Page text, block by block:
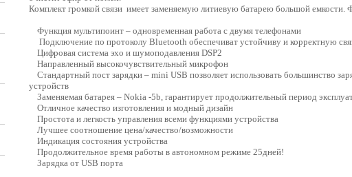
Комплект громкой связи имеет заменяемую литиевую батарею большой емкости.
Функция мультипоинт – одновременная работа с двумя телефонами
Подключение по протоколу Bluetooth обеспечиват устойчиву и корректную
Цифровая система эхо и шумоподавления DSP2
Направленный высокочувствительный микрофон
Стандартный пост зарядки – mini USB позволяет использовать большинство
устройств
Заменяемая батарея – Nokia -5b, гарантирует продолжительный период
Отличное качество изготовления и модный дизайн
Простота и легкость управления всеми функциями устройства
Лучшее соотношение цена/качество/возможности
Индикация состояния устройства
Продолжительное время работы в автономном режиме 25дней!
Зарядка от USB порта